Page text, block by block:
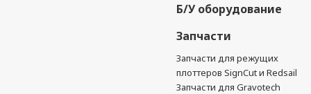
Б/У оборудование
Запчасти
Запчасти для режущих
плоттеров SignCut и Redsail
Запчасти для Gravotech